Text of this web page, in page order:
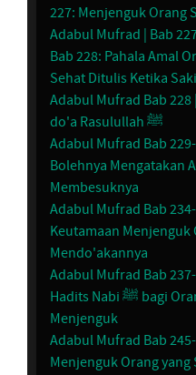
227: Menjenguk Orang
Adabul Mufrad | Bab
Bab 228: Pahala Amal
Sehat Ditulis Ketika
Adabul Mufrad Bab 228
do'a Rasulullah ﷺ
Adabul Mufrad Bab
Bolehnya Mengatakan
Membesuknya
Adabul Mufrad Bab 234-
Keutamaan Menjenguk
Mendo'akannya
Adabul Mufrad Bab 237-
Hadits Nabi ﷺ bagi Orang Sakit dan Orang yang
Menjenguk
Adabul Mufrad Bab 245-
Menjenguk Orang yang